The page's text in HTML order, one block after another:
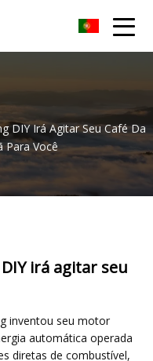
DIY Irá Agitar Seu Café Da
Para Você
irá agitar seu
inventou seu motor
automática operada
diretas de combustível,